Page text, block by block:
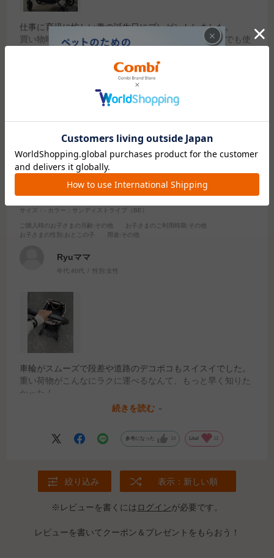
仕事に育児に忙しい妻の誕生日にプレゼントしました。
買い物時の重さから解放され、コンパクトでお店の中でも使
デザインがシックでカッコイイところも喜ばれました＼(^o^)
続きを読む
参考になった 8
2024.11.6
サイズ：- カラー：サンディストライプ（BE）
ご購入時のお子さまの月齢 :その他 お子さまのご利用時期 :その他
お子さまの性別 :おとこの子 用途 :その他
Ryuママ
年代:40代 性別: 女性
車輪がスムーズで段差や道路のデコボコもスイスイでした。
重い荷物がこんなにラクに運べるなんて、もっと早く知りた
かった！
育ち盛りの息子の牛乳やジュースもミスモーイがあればまと
続きを読む
参考になった Like! 12
絞り込み 表示：新しい順
※レビューを書くには ログインが必要です。
レビューを書いてクーポン＆プレゼントをもらおう！
×